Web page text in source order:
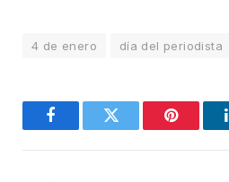
4 de enero día del periodista
FacebookTwitter Pinterest